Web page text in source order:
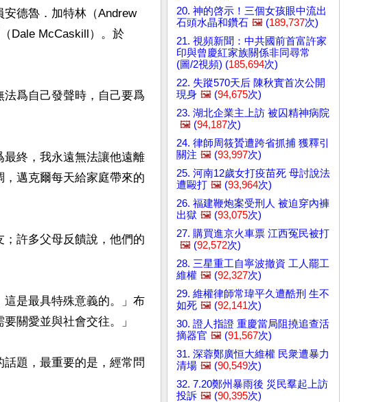
德魯．加特林（Andrew
Dale McCaskill）。於
爲自己發聲時，自己要爲
最終，我永遠無法讓他遠離
邁克爾每天給家庭帶來的
許多父母反饋說，他們的
這是最具特殊意義的。」布
關愛並與社會交往。」
題，最重要的是，經常問
20. 神的啓示！三個女孩眼中流出
石頭水晶和鑽石 🖼️ (189,737次)
21. 視頻新聞：中共國前首富許家
印與曾慶紅家族關係非同尋常
(圖/2視頻) (185,694次)
22. 失蹤570天后 陳秋實首次公開
現身 🖼️ (94,675次)
23. 湖北企業主上訪 被囚精神病院
🖼️ (94,187次)
24. 律師周筱贇遭跨省抓捕 獲釋引
關注 🖼️ (93,997次)
25. 河南12歲女打疫苗死 母討說法
遭毆打 🖼️ (93,964次)
26. 福建鞭炮案受刑人 被迫穿內褲
出獄 🖼️ (93,075次)
27. 購買進京火車票 江西冤民被打
🖼️ (92,572次)
28. 三星重工自寧波撤資 工人罷工
維權 🖼️ (92,327次)
29. 維權律師常瑋平久遭酷刑 生不
如死 🖼️ (92,141次)
30. 證人指證 重慶當局阻撓追查活
摘器官 🖼️ (91,567次)
31. 深蓉鄭廣恒大維權 民衆遭暴力
清場 🖼️ (90,549次)
32. 7.20鄭州暴雨後 災民羣起上訪
投訴 🖼️ (90,395次)